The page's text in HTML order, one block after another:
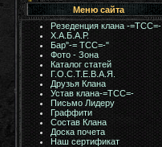
Меню сайта
Резеденция клана -=ТСС=-
Х.А.Б.А.Р.
Бар"-= TCC=-"
Фото - Зона
Каталог статей
Г.О.С.Т.Е.В.А.Я.
Друзья Клана
Устав клана-=ТСС=-
Письмо Лидеру
Граффити
Состав Клана
Доска почета
Наш сертификат